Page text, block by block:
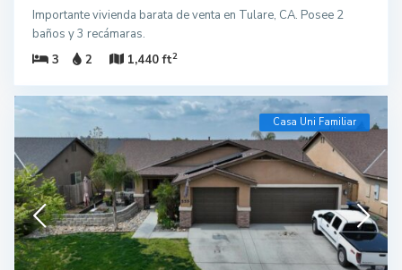
Importante vivienda barata de venta en Tulare, CA. Posee 2
baños y 3 recámaras.
3
2 1,440 ft2
Casa Uni Familiar